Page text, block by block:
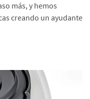
más, y hemos
creando un ayudante